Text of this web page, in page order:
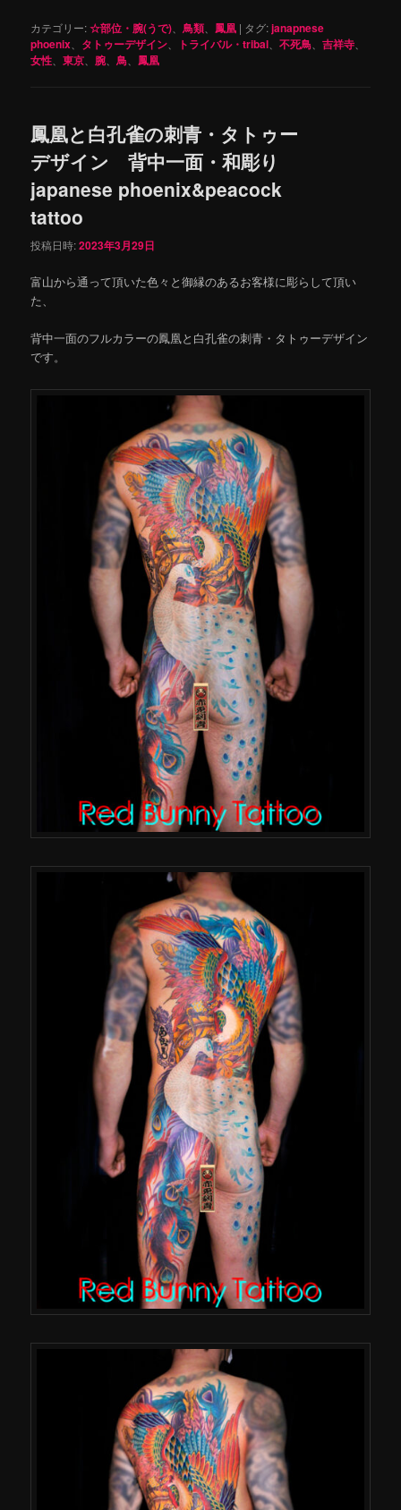
カテゴリー:☆部位・腕(うで) 、鳥類 鳳凰 | タグ:janapnese
phoenix
タトゥーデザイン トライバル・tribal 、不死鳥 、吉祥寺
女性 、東京 腕 、鳥 鳳凰
鳳凰と白孔雀の刺青・タトゥー
デザイン 背中一面・和彫り
japanese phoenix&peacock
tattoo
投稿日時:2023年3月29日
富山から通って頂いた色々と御縁のあるお客様に彫らして頂い
た、
背中一面のフルカラーの鳳凰と白孔雀の刺青・タトゥーデザイン
です。